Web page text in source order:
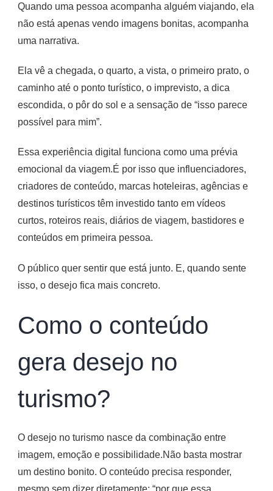
Quando uma pessoa acompanha alguém viajando, ela
não está apenas vendo imagens bonitas, acompanha
uma narrativa.
Ela vê a chegada, o quarto, a vista, o primeiro prato, o
caminho até o ponto turístico, o imprevisto, a dica
escondida, o pôr do sol e a sensação de “isso parece
possível para mim”.
Essa experiência digital funciona como uma prévia
emocional da viagem.É por isso que influenciadores,
criadores de conteúdo, marcas hoteleiras, agências e
destinos turísticos têm investido tanto em vídeos
curtos, roteiros reais, diários de viagem, bastidores e
conteúdos em primeira pessoa.
O público quer sentir que está junto. E, quando sente
isso, o desejo fica mais concreto.
Como o conteúdo
gera desejo no
turismo?
O desejo no turismo nasce da combinação entre
imagem, emoção e possibilidade.Não basta mostrar
um destino bonito. O conteúdo precisa responder,
mesmo sem dizer diretamente: “por que essa